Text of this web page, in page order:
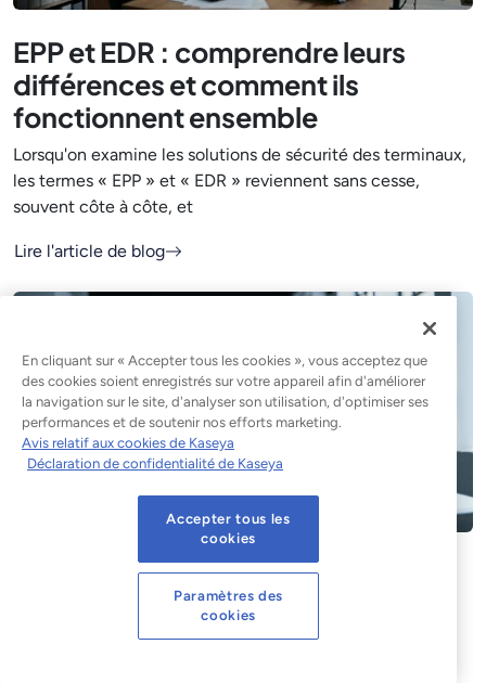
EPP et EDR : comprendre leurs
différences et comment ils
fonctionnent ensemble
Lorsqu'on examine les solutions de sécurité des terminaux,
les termes « EPP » et « EDR » reviennent sans cesse,
souvent côte à côte, et
Lire l'article de blog
EDR ou antivirus : en quoi
diffèrent-ils et pourquoi la plupart
des entreprises ont besoin des
En cliquant sur « Accepter tous les cookies », vous acceptez que
des cookies soient enregistrés sur votre appareil afin d'améliorer
la navigation sur le site, d'analyser son utilisation, d'optimiser ses
performances et de soutenir nos efforts marketing.
Avis relatif aux cookies de Kaseya
Déclaration de confidentialité de Kaseya
Accepter tous les
cookies
Paramètres des
cookies